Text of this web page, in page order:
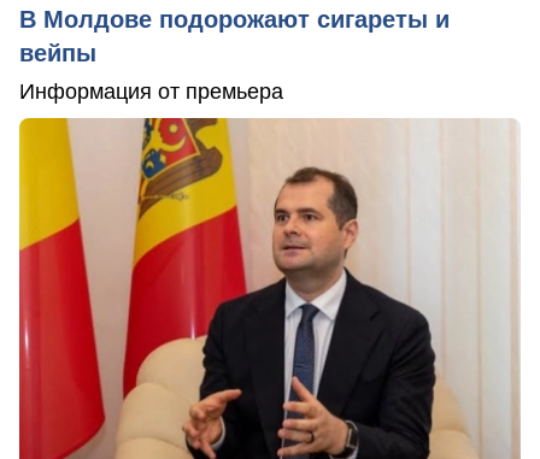
В Молдове подорожают сигареты и
вейпы
Информация от премьера